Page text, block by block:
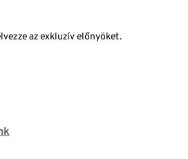
az exkluzív előnyöket.